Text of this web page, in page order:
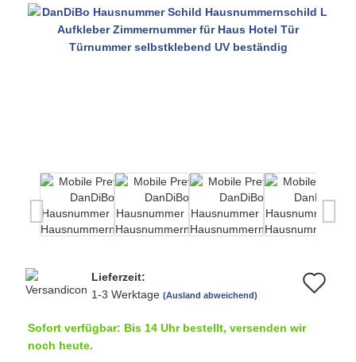
Lieferzeit:
1-3 Werktage (Ausland abweichend)
Sofort verfügbar: Bis 14 Uhr bestellt, versenden wir
noch heute.